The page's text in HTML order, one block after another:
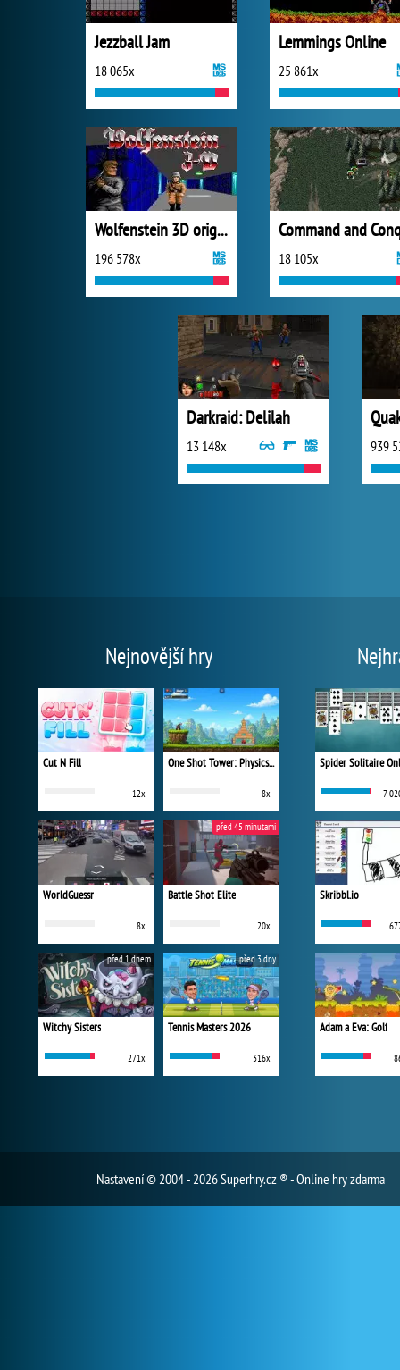
Jezzball Jam
18 065x
Lemmings Online
25 861x
Wolfenstein 3D original
196 578x 18 105x
Darkraid: Delilah
13 148x 939
Nejnovější hry
Cut N Fill
12x
One Shot Tower: Physics Destroyer
8x
WorldGuessr
8x
Battle Shot Elite
20x
před 45 minutami
Witchy Sisters
271x
před 1 dnem
Tennis Masters 2026
316x
před 3 dny
Spider Solitaire
7
Skribbl.io
Adam a Eva: Golf
Nastavení© 2004 - 2026 Superhry.cz ® - Online hry zdarma